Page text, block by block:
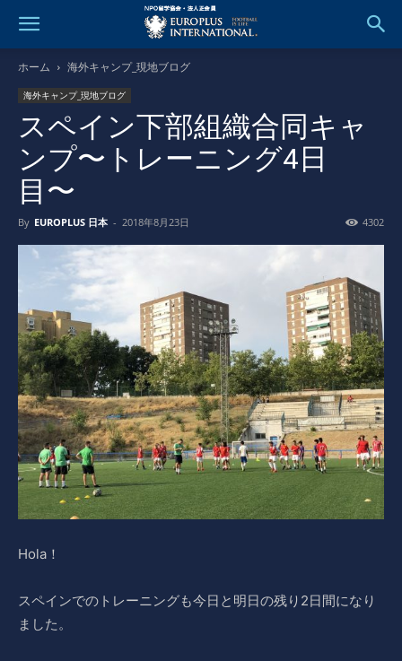
ホーム 海外キャンプ_現地ブログ
海外キャンプ_現地ブログ
スペイン下部組織合同キャ
ンプ〜トレーニング4日
目〜
By EUROPLUS 日本 - 2018年8月23日 4302
Hola！
スペインでのトレーニングも今日と明日の残り2日間になり
ました。